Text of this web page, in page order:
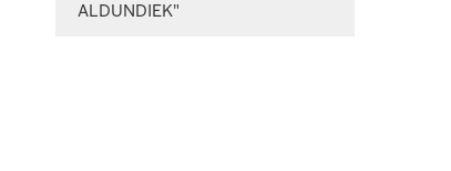
ALDUNDIEK"